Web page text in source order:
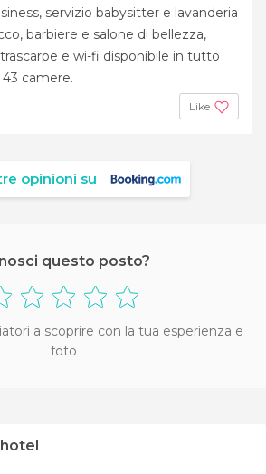
servizio babysitter e lavanderia
barbiere e salone di bellezza,
e wi-fi disponibile in tutto
camere.
Like
opinioni su
questo posto?
a scoprire con la tua esperienza e
foto